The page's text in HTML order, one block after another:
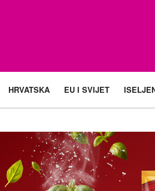
HRVATSKA EU I SVIJET